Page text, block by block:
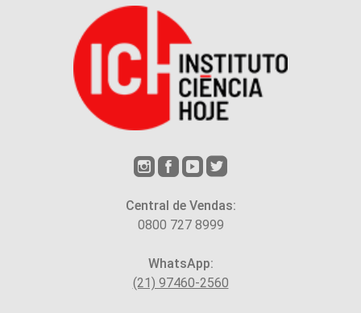
Central de Vendas:
0800 727 8999
WhatsApp:
(21) 97460-2560